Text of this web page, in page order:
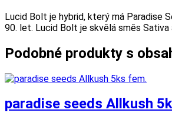
Lucid Bolt je hybrid, který má Paradise
90. let. Lucid Bolt je skvělá směs Sativa
Podobné produkty s
paradise seeds Allkush